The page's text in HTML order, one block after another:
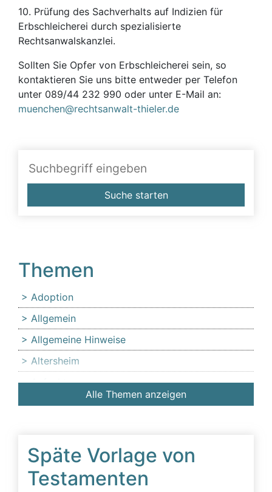
10. Prüfung des Sachverhalts auf Indizien für
Erbschleicherei durch spezialisierte
Rechtsanwalskanzlei.
Sollten Sie Opfer von Erbschleicherei sein, so
kontaktieren Sie uns bitte entweder per Telefon
unter 089/44 232 990 oder unter E-Mail an:
muenchen@rechtsanwalt-thieler.de
Suche starten
Späte Vorlage von
Testamenten
Themen
Adoption
Allgemein
Allgemeine Hinweise
Altersheim
Anfechtung
Angehörige
Äußerer Tatbestand: Diffamierung von
Familienmitgliedern
Beeinflussung
Alle Themen anzeigen